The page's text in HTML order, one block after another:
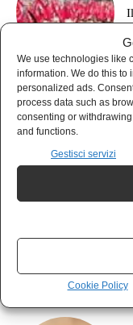
We use technologies like
information. We do this to
personalized ads.
process data such as
consenting or
and functions.
Gestisci servizi
Cookie Policy